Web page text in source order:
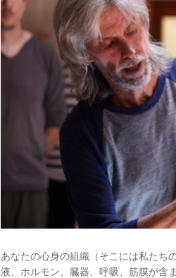
あなたの心身の組織（そこには私たち
液、ホルモン、臓器、呼吸、筋膜が含